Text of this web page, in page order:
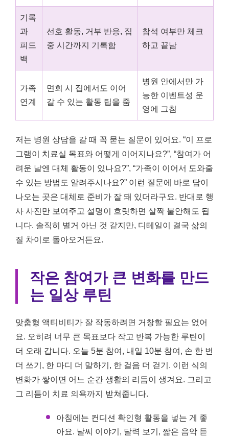
기록
과
피드
백
선호 활동, 거부 반응, 집
중 시간까지 기록함
참석 여부만 체크
하고 끝남
가족
연계
면회 시 집에서도 이어
갈 수 있는 활동 팁을 줌
병원 안에서만 가
능한 이벤트성 운
영에 그침
저는 병원 상담을 갈 때 꼭 묻는 질문이 있어요. “이 프로
그램이 치료실 목표와 어떻게 이어지나요?”, “참여가 어
려운 날엔 대체 활동이 있나요?”, “가족이 이어서 도와줄
수 있는 방법도 알려주시나요?” 이런 질문에 바로 답이
나오는 곳은 대체로 준비가 잘 돼 있더라구요. 반대로 행
사 사진만 보여주고 설명이 흐릿하면 살짝 불안해도 됩
니다. 솔직히 별거 아닌 것 같지만, 디테일이 결국 삶의
질 차이로 돌아오거든요.
작은 참여가 큰 변화를 만드
는 일상 루틴
맞춤형 액티비티가 잘 작동하려면 거창할 필요는 없어
요. 오히려 너무 큰 목표보다 작고 반복 가능한 루틴이
더 오래 갑니다. 오늘 5분 참여, 내일 10분 참여, 손 한 번
더 쓰기, 한 마디 더 말하기, 한 걸음 더 걷기. 이런 식의
변화가 쌓이면 어느 순간 생활의 리듬이 생겨요. 그리고
그 리듬이 치료 의욕까지 받쳐줍니다.
아침에는 컨디션 확인형 활동을 넣는 게 좋
아요. 날씨 이야기, 달력 보기, 짧은 음악 듣